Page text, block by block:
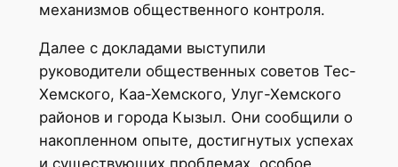
механизмов общественного контроля.
Далее с докладами выступили
руководители общественных советов Тес-
Хемского, Каа-Хемского, Улуг-Хемского
районов и города Кызыл. Они сообщили о
накопленном опыте, достигнутых успехах